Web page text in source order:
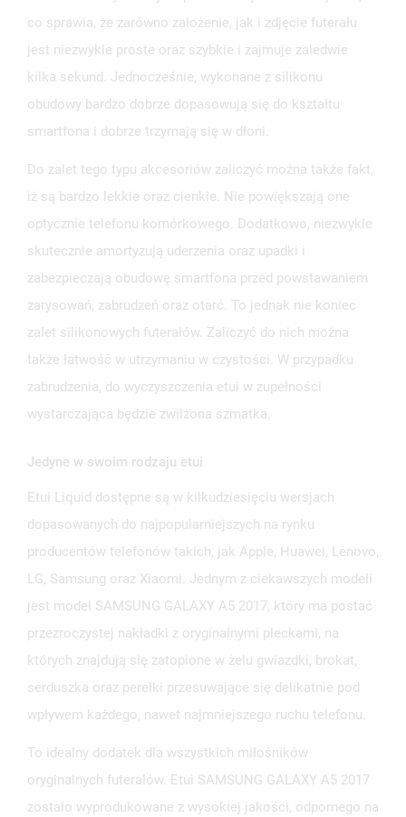
co sprawia, że zarówno założenie, jak i zdjęcie futerału
jest niezwykle proste oraz szybkie i zajmuje zaledwie
kilka sekund. Jednocześnie, wykonane z silikonu
obudowy bardzo dobrze dopasowują się do kształtu
smartfona i dobrze trzymają się w dłoni.
Do zalet tego typu akcesoriów zaliczyć można także fakt,
iż są bardzo lekkie oraz cienkie. Nie powiększają one
optycznie telefonu komórkowego. Dodatkowo, niezwykle
skutecznie amortyzują uderzenia oraz upadki i
zabezpieczają obudowę smartfona przed powstawaniem
zarysowań, zabrudzeń oraz otarć. To jednak nie koniec
zalet silikonowych futerałów. Zaliczyć do nich można
także łatwość w utrzymaniu w czystości. W przypadku
zabrudzenia, do wyczyszczenia etui w zupełności
wystarczająca będzie zwilżona szmatka.
Jedyne w swoim rodzaju etui
Etui Liquid dostępne są w kilkudziesięciu wersjach
dopasowanych do najpopularniejszych na rynku
producentów telefonów takich, jak Apple, Huawei, Lenovo,
LG, Samsung oraz Xiaomi. Jednym z ciekawszych modeli
jest model SAMSUNG GALAXY A5 2017, który ma postać
przezroczystej nakładki z oryginalnymi pleckami, na
których znajdują się zatopione w żelu gwiazdki, brokat,
serduszka oraz perełki przesuwające się delikatnie pod
wpływem każdego, nawet najmniejszego ruchu telefonu.
To idealny dodatek dla wszystkich miłośników
oryginalnych futerałów. Etui SAMSUNG GALAXY A5 2017
zostało wyprodukowane z wysokiej jakości, odpornego na
MOJE LISTY ŻYCZEŃ
add_circle_outline UTWÓRZ NOWĄ LISTĘ
UTWÓRZ LISTĘ ŻYCZEŃ
NAZWA LISTY ŻYCZEŃ
ANULUJ UTWÓRZ LISTĘ ŻYCZEŃ
ZALOGUJ SIĘ
MUSISZ BYĆ ZALOGOWANY BY ZAPISAĆ PRODUKTY NA
SWOJEJ LIŚCIE ŻYCZEŃ.
ANULUJ ZALOGUJ SIĘ